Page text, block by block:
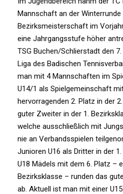
Mannschaft an der
Bezirksmeisterschaft im
eine Jahrgangsstufe höher
TSG Buchen/Schlierstadt den
Liga des Badischen
man mit 4 Mannschaften im
U14/1 als Spielgemeinschaft
hervorragenden 2. Platz in der
guter Zweiter in der 1.
welche ausschließlich mit
nie an Verbandsspielen
Junioren U16 als Dritter in der
U18 Mädels mit dem 6. Platz –
Bezirksklasse – runden das
ab. Aktuell ist man mit einer